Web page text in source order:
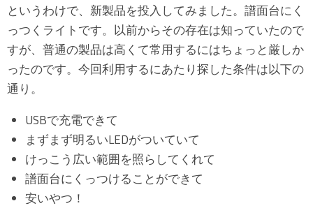
というわけで、新製品を投入してみました。譜面台にく
っつくライトです。以前からその存在は知っていたので
すが、普通の製品は高くて常用するにはちょっと厳しか
ったのです。今回利用するにあたり探した条件は以下の
通り。
USBで充電できて
まずまず明るいLEDがついていて
けっこう広い範囲を照らしてくれて
譜面台にくっつけることができて
安いやつ！